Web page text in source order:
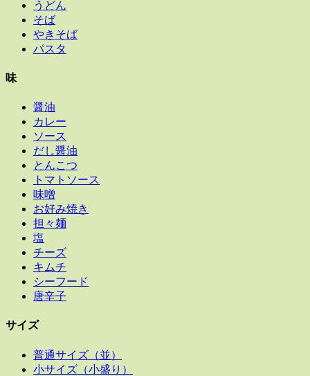
うどん
そば
やきそば
パスタ
味
醤油
カレー
ソース
だし醤油
とんこつ
トマトソース
味噌
お好み焼き
担々麺
塩
チーズ
キムチ
シーフード
唐辛子
サイズ
普通サイズ（並）
小サイズ（小盛り）